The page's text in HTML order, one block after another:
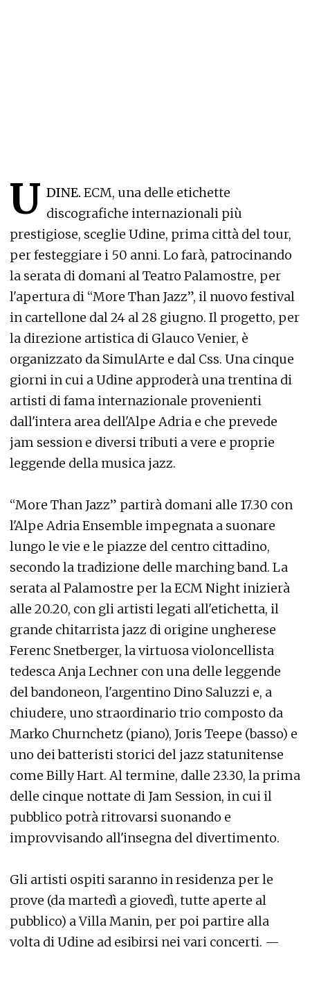
U DINE. ECM, una delle etichette
discografiche internazionali più
prestigiose, sceglie Udine, prima città del tour,
per festeggiare i 50 anni. Lo farà, patrocinando
la serata di domani al Teatro Palamostre, per
l'apertura di “More Than Jazz”, il nuovo festival
in cartellone dal 24 al 28 giugno. Il progetto, per
la direzione artistica di Glauco Venier, è
organizzato da SimulArte e dal Css. Una cinque
giorni in cui a Udine approderà una trentina di
artisti di fama internazionale provenienti
dall'intera area dell'Alpe Adria e che prevede
jam session e diversi tributi a vere e proprie
leggende della musica jazz.
“More Than Jazz” partirà domani alle 17.30 con
l'Alpe Adria Ensemble impegnata a suonare
lungo le vie e le piazze del centro cittadino,
secondo la tradizione delle marching band. La
serata al Palamostre per la ECM Night inizierà
alle 20.20, con gli artisti legati all'etichetta, il
grande chitarrista jazz di origine ungherese
Ferenc Snetberger, la virtuosa violoncellista
tedesca Anja Lechner con una delle leggende
del bandoneon, l'argentino Dino Saluzzi e, a
chiudere, uno straordinario trio composto da
Marko Churnchetz (piano), Joris Teepe (basso) e
uno dei batteristi storici del jazz statunitense
come Billy Hart. Al termine, dalle 23.30, la prima
delle cinque nottate di Jam Session, in cui il
pubblico potrà ritrovarsi suonando e
improvvisando all'insegna del divertimento.
Gli artisti ospiti saranno in residenza per le
prove (da martedì a giovedì, tutte aperte al
pubblico) a Villa Manin, per poi partire alla
volta di Udine ad esibirsi nei vari concerti. —